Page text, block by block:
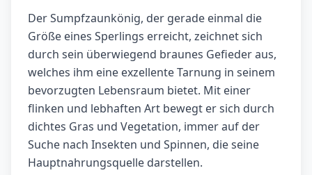
Der Sumpfzaunkönig, der gerade einmal die
Größe eines Sperlings erreicht, zeichnet sich
durch sein überwiegend braunes Gefieder aus,
welches ihm eine exzellente Tarnung in seinem
bevorzugten Lebensraum bietet. Mit einer
flinken und lebhaften Art bewegt er sich durch
dichtes Gras und Vegetation, immer auf der
Suche nach Insekten und Spinnen, die seine
Hauptnahrungsquelle darstellen.